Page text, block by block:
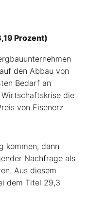
Prozent)
den Abbau von
Bedarf an
die
von Eisenerz
kommen, dann
Nachfrage als
Aus diesem
dem Titel 29,3